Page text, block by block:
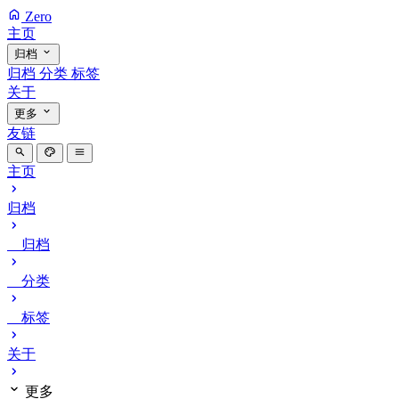
Zero
主页
归档
归档 分类 标签
关于
更多
友链
主页
归档
归档
分类
标签
关于
更多